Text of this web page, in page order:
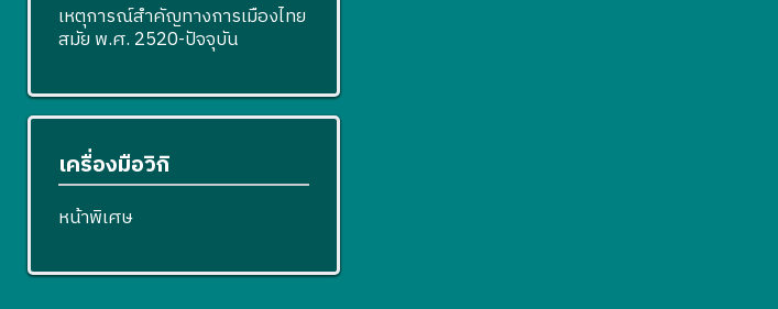
เหตุการณ์สำคัญทางการเมืองไทย
สมัย พ.ศ. 2520-ปัจจุบัน
เครื่องมือวิกิ
หน้าพิเศษ